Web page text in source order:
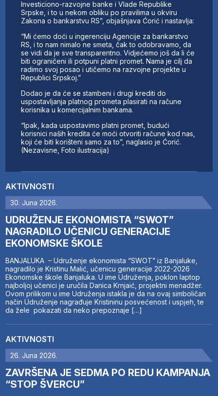
AKTIVNOSTI
30. Juna 2026.
UDRUŽENJE EKONOMISTA “SWOT”
NAGRADILO UČENICU GENERACIJE
EKONOMSKE ŠKOLE
BANJALUKA – Udruženje ekonomista “SWOT” iz Banjaluke,
nagradilo je Kristinu Malić, učenicu generacije 2022-2026
Ekonomske škole Banjaluka. U ime Udruženja, poklon laptop
najboljoj učenici je uručila Danica Krnjaić, projektni menadžer.
Ovom prilikom u ime Udruženja istakla je da na ovaj simboličan
način Udruženje nagrađuje Kristininu posvećenost i uspjeh, te
da žele pokazati da neko prepoznaje […]
AKTIVNOSTI
26. Juna 2026.
ZAVRŠENA JE SEDMA PO REDU KAMPANJA
“STOP ŠVERCU”
Investiciono-razvojne banke i Vlade Republike
Srpske, i to u nekom obliku po pravilima u okviru
Zakona o bankarstvu RS”, objašnjava Ćorić i nastavlja:
“Mi ćemo doći u ingerenciju Agencije za bankarstvo
RS, i to nam nimalo ne smeta, čak to odobravamo, da
se vidi da je sve transparentno. Vidjećemo još da li će
biti ograničeni ili potpuni platni promet. Nama je cilj da
radimo svoj posao i utičemo na razvojne projekte u
Republici Srpskoj.”
Dodao je da će se stambeni i drugi krediti do
uspostavljanja platnog prometa plasirati na račune
korisnika u komercijalnim bankama.
“Ipak, kada uspostavimo platni promet, budući
korisnici naših kredita će moći otvoriti račune kod nas,
koji će biti korišteni samo za to”, naglasio je Ćorić.
(Nezavisne, Foto ilustracija)